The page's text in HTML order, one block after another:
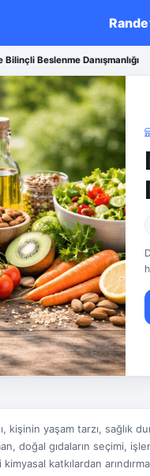
Bilinçli Beslenme Danışmanlığı
kişinin yaşam tarzı, sağlık
doğal gıdaların seçimi,
katkılardan